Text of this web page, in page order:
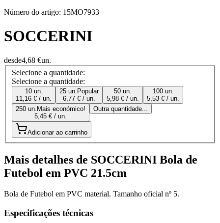
Número do artigo: 15MO7933
SOCCERINI
desde4,68 €un.
Selecione a quantidade:
Selecione a quantidade:
10 un.
11,16 € / un.
25 un. Popular
6,77 € / un.
50 un.
5,98 € / un.
100 un.
5,53 € / un.
250 un. Mais económico!
5,45 € / un.
Outra quantidade...
Adicionar ao carrinho
Mais detalhes de SOCCERINI Bola de
Futebol em PVC 21.5cm
Bola de Futebol em PVC material. Tamanho oficial nº 5.
Especificações técnicas